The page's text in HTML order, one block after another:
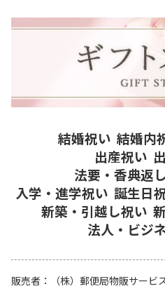
結婚祝い 結婚内
出産祝い
法要・香典返し
入学・進学祝い 誕生日
新築・引越し祝い
法人・ビジ
販売者
（株）郵便局物販サービ